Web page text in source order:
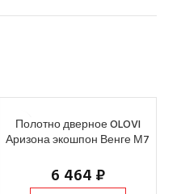
Полотно дверное OLOVI
Аризона экошпон Венге М7
замком
6 464₽